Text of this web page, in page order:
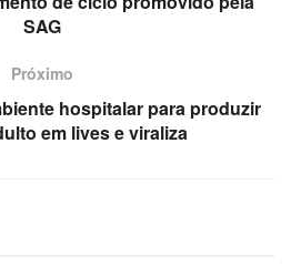
SAG
Próximo
hospitalar para produzir
em lives e viraliza